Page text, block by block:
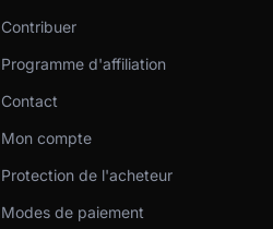
Contribuer
Programme d'affiliation
Contact
Mon compte
Protection de l'acheteur
Modes de paiement